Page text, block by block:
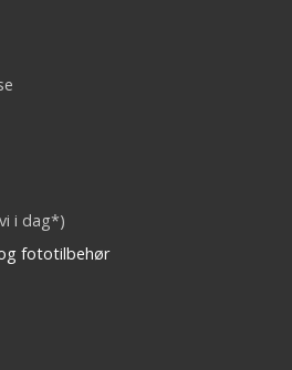
i dag*)
fototilbehør